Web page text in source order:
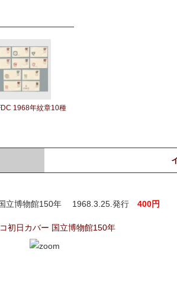
1968年紋章10種
立博物館150年 1968.3.25.発行 400円